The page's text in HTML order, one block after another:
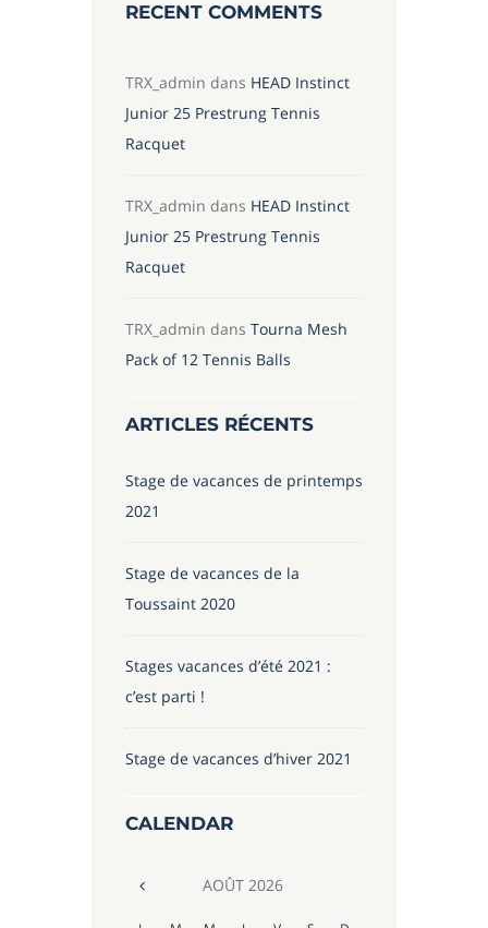
RECENT COMMENTS
TRX_admin dans HEAD Instinct
Junior 25 Prestrung Tennis
Racquet
TRX_admin dans HEAD Instinct
Junior 25 Prestrung Tennis
Racquet
TRX_admin dans Tourna Mesh
Pack of 12 Tennis Balls
ARTICLES RÉCENTS
Stage de vacances de printemps
2021
Stage de vacances de la
Toussaint 2020
Stages vacances d’été 2021 :
c’est parti !
Stage de vacances d’hiver 2021
CALENDAR
AOÛT2026